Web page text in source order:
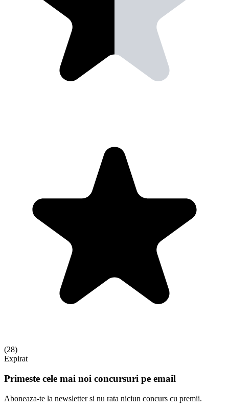
(28)
Expirat
Primeste cele mai noi concursuri pe email
Aboneaza-te la newsletter si nu rata niciun concurs cu premii.